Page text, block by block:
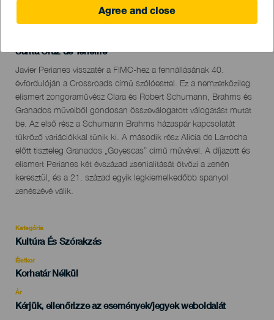
Agree and close
Localidad
Santa Cruz de Tenerife
Descripción
del
evento
Javier Perianes visszatér a FIMC-hez a fennállásának 40.
évfordulóján a Crossroads című szólóesttel. Ez a nemzetközileg
elismert zongoraművész Clara és Robert Schumann, Brahms és
Granados műveiből gondosan összeválogatott válogatást mutat
be. Az első rész a Schumann Brahms házaspár kapcsolatát
tükröző variációkkal tűnik ki. A második rész Alicia de Larrocha
előtt tiszteleg Granados „Goyescas” című művével. A díjazott és
elismert Perianes két évszázad zsenialitását ötvözi a zenén
keresztül, és a 21. század egyik legkiemelkedőbb spanyol
zenészévé válik.
Kategória
Categoría
evento
Kultúra És Szórakzás
Életkor
Edad
Korhatár Nélkül
Ár
Kérjük, ellenőrizze az események/jegyek weboldalát